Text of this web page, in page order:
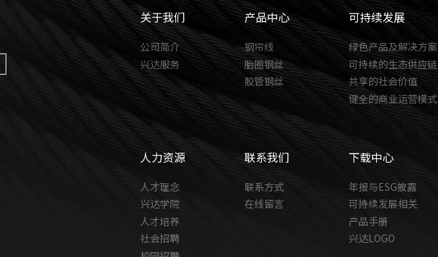
关于我们
公司简介
兴达服务
产品中心
钢帘线
胎圈钢丝
胶管钢丝
可持续发展
绿色产品及解决方案
可持续的生态供应链
共享的社会价值
健全的商业运营模式
人力资源
人才理念
兴达学院
人才培养
社会招聘
联系我们
联系方式
在线留言
下载中心
年报与ESG披露
可持续发展相关
产品手册
兴达LOGO